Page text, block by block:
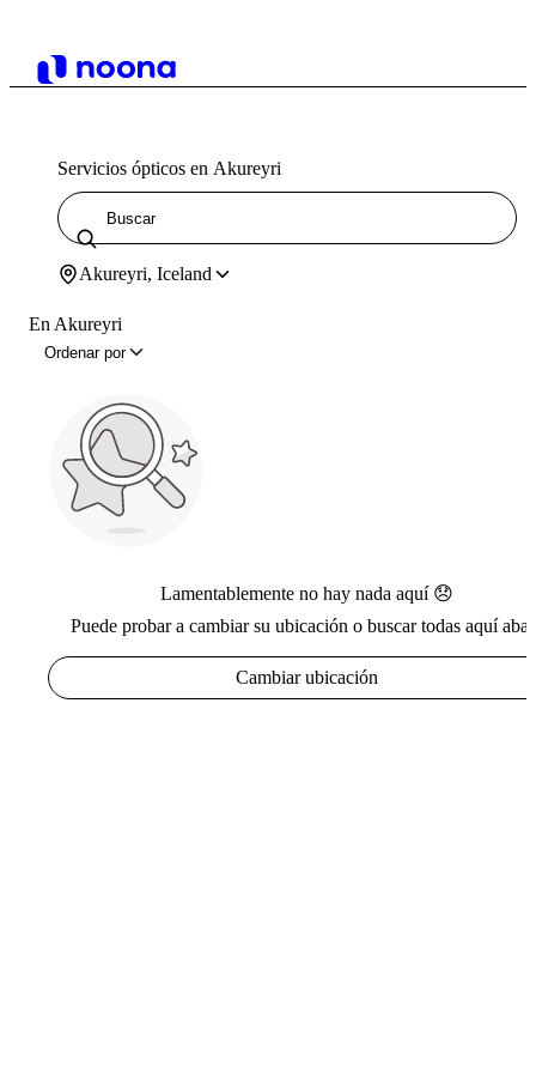
Servicios ópticos en Akureyri
Akureyri, Iceland
En Akureyri
Ordenar por
Lamentablemente no hay nada aquí 😞
Puede probar a cambiar su ubicación o buscar todas aquí
Cambiar ubicación